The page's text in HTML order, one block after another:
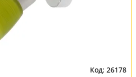
26178